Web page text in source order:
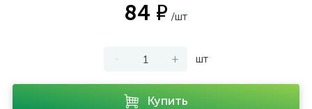
84 ₽ /шт
- + шт
Купить